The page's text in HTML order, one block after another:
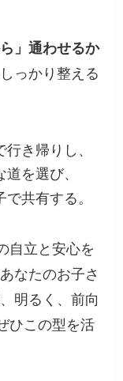
」通わせるか
っかり整える
き帰りし、
を選び、
で共有する。
自立と安心を
なたのお子さ
明るく、前向
ひこの型を活